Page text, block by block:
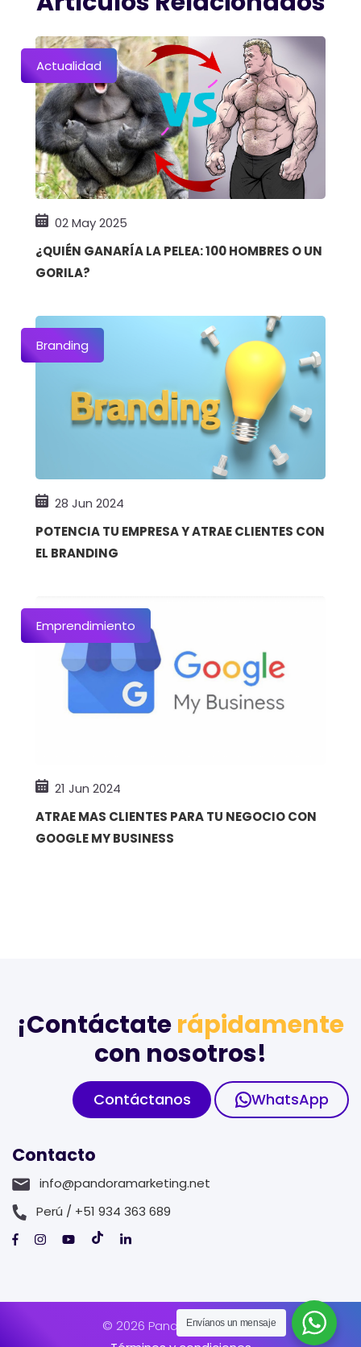
Actualidad
02 May 2025
¿QUIÉN GANARÍA LA PELEA: 100 HOMBRES O UN
GORILA?
Branding
28 Jun 2024
POTENCIA TU EMPRESA Y ATRAE CLIENTES CON
EL BRANDING
Emprendimiento
21 Jun 2024
ATRAE MAS CLIENTES PARA TU NEGOCIO CON
GOOGLE MY BUSINESS
Contacto
info@pandoramarketing.net
Perú / +51 934 363 689
¡Contáctaterápidamente
con nosotros!
Contáctanos WhatsApp
© 2026 Pandora Marketing
Envíanos un mensaje